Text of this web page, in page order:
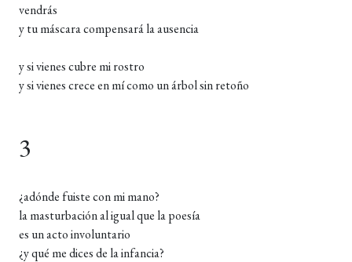
vendrás
y tu máscara compensará la ausencia
y si vienes cubre mi rostro
y si vienes crece en mí como un árbol sin retoño
3
¿adónde fuiste con mi mano?
la masturbación al igual que la poesía
es un acto involuntario
¿y qué me dices de la infancia?